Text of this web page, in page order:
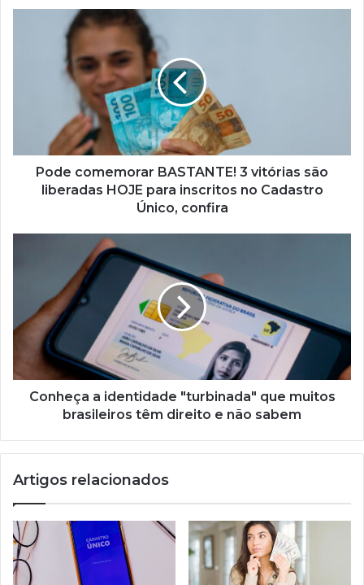
comemorar
para
inscritosPode comemorar BASTANTE! 3 vitórias são
liberadas HOJE para inscritos no Cadastro
Único, confira
"turbinada"
muitos
brasileiros
direito
Conheça a identidade "turbinada" que muitos
brasileiros têm direito e não sabem
Artigos relacionados